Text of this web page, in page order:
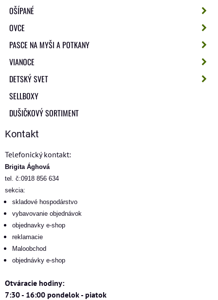
OŠÍPANÉ
OVCE
PASCE NA MYŠI A POTKANY
VIANOCE
DETSKÝ SVET
SELLBOXY
DUŠIČKOVÝ SORTIMENT
Kontakt
Telefonický kontakt:
Brigita Ághová
tel. č:0918 856 634
sekcia:
skladové hospodárstvo
vybavovanie objednávok
objednavky e-shop
reklamacie
Maloobchod
objednávky e-shop
Otváracie hodiny:
7:30 - 16:00 pondelok - piatok